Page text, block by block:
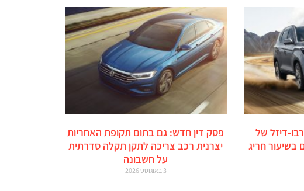
דיזל של
בשיעור חריג
פסק דין חדש: גם בתום תקופת האחריות
יצרנית רכב צריכה לתקן תקלה סדרתית
על חשבונה
3 באוגוסט 2026